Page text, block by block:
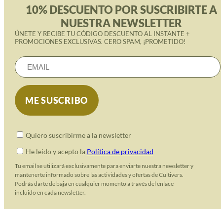
10% DESCUENTO POR SUSCRIBIRTE A
NUESTRA NEWSLETTER
ÚNETE Y RECIBE TU CÓDIGO DESCUENTO AL INSTANTE +
PROMOCIONES EXCLUSIVAS. CERO SPAM, ¡PROMETIDO!
Quiero suscribirme a la newsletter
He leido y acepto la Política de privacidad
Tu email se utilizará exclusivamente para enviarte nuestra newsletter y
mantenerte informado sobre las actividades y ofertas de Cultivers.
Podrás darte de baja en cualquier momento a través del enlace
incluido en cada newsletter.